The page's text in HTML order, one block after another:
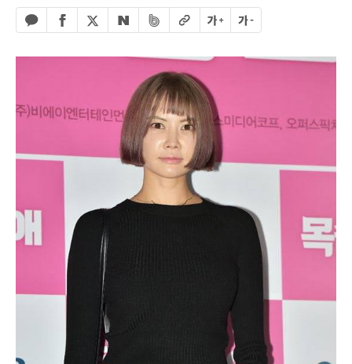
카카오톡 공유하기
페이스북 공유하기
엑스 공유하기
네이버 공유하기
밴드 공유하기
URL복사글자 크게글자 작게